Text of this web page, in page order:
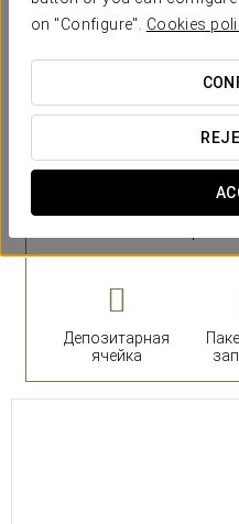
on "Configure". Cookies
идеально подходят для
пришлось ни о
Депозитарная
ячейка